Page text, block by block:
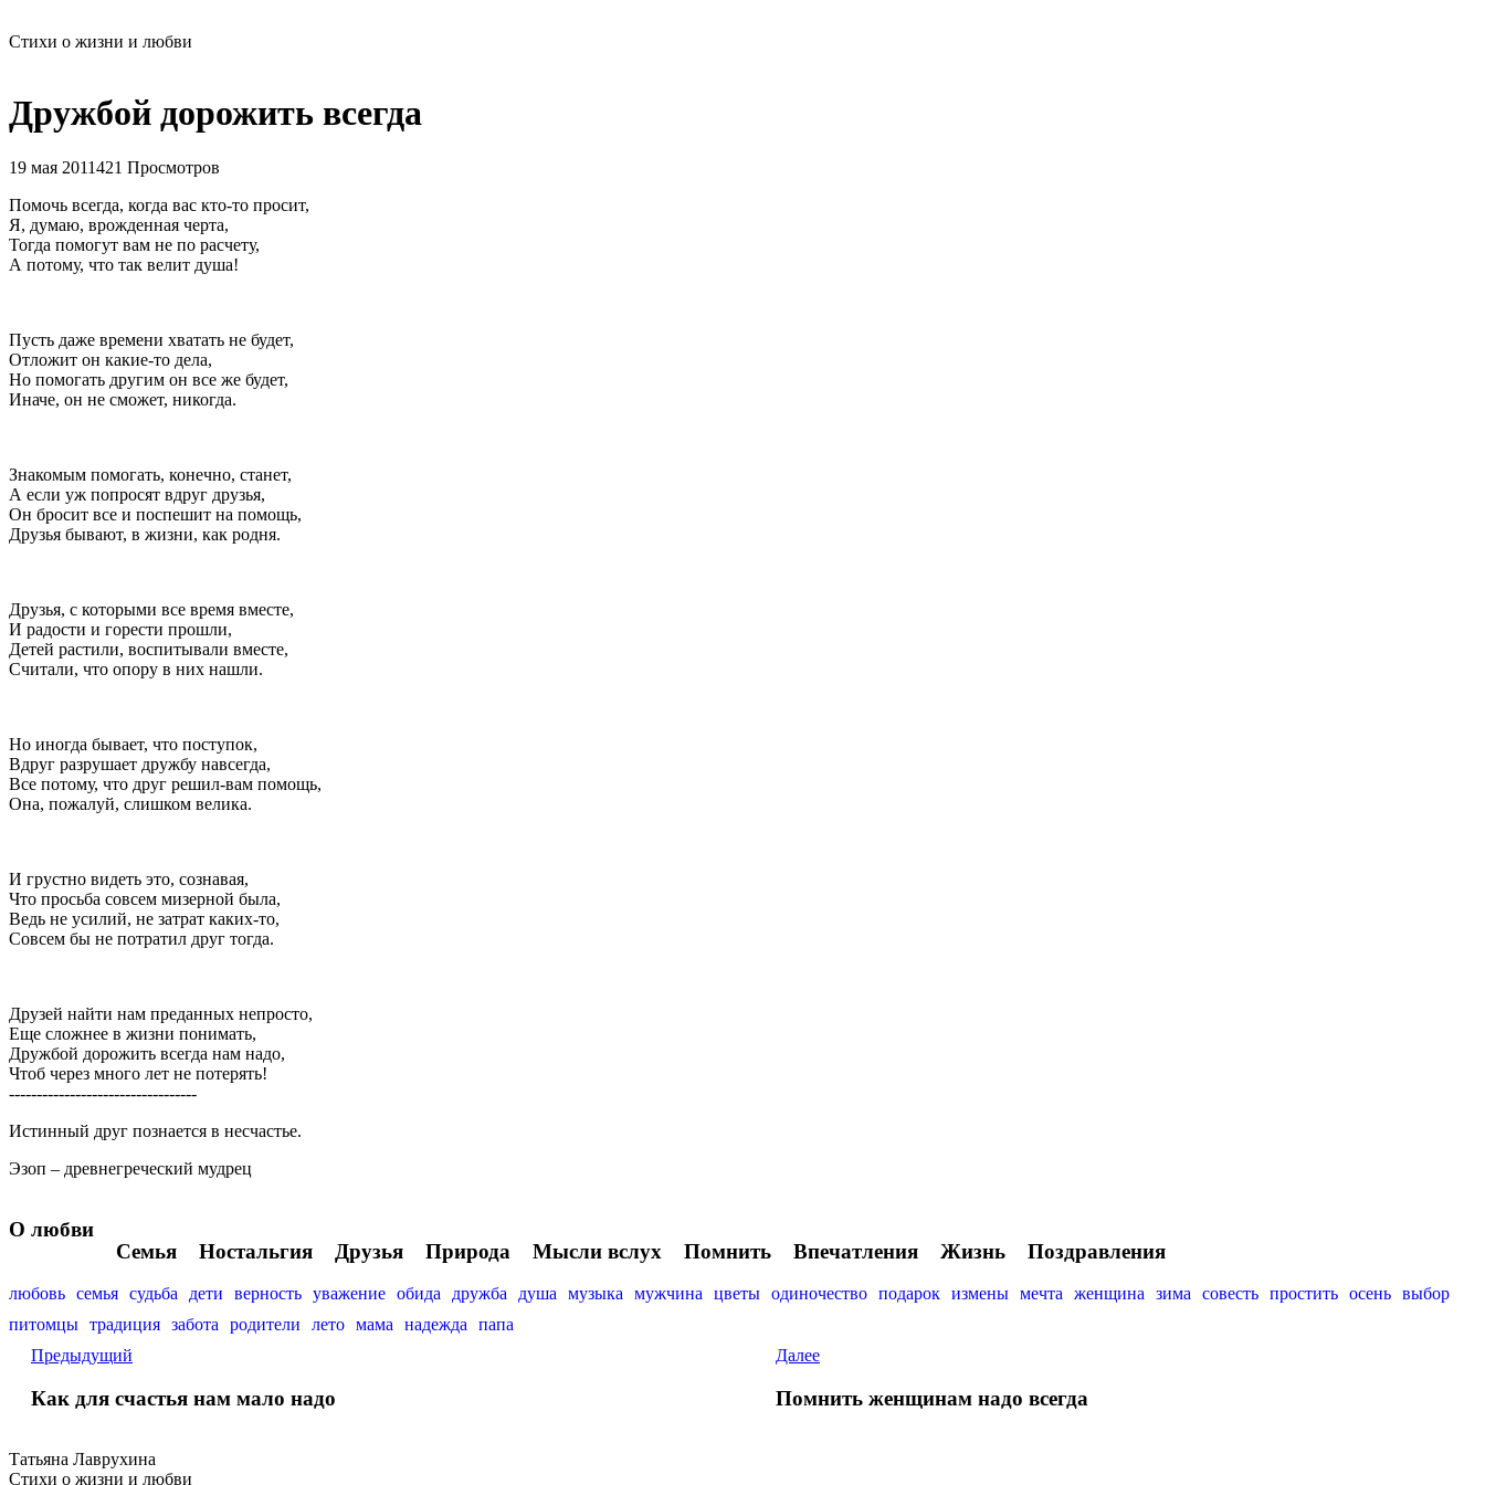
Стихи о жизни и любви
Дружбой дорожить всегда
19 мая 2011421 Просмотров
Помочь всегда, когда вас кто-то просит,
Я, думаю, врожденная черта,
Тогда помогут вам не по расчету,
А потому, что так велит душа!
Пусть даже времени хватать не будет,
Отложит он какие-то дела,
Но помогать другим он все же будет,
Иначе, он не сможет, никогда.
Знакомым помогать, конечно, станет,
А если уж попросят вдруг друзья,
Он бросит все и поспешит на помощь,
Друзья бывают, в жизни, как родня.
Друзья, с которыми все время вместе,
И радости и горести прошли,
Детей растили, воспитывали вместе,
Считали, что опору в них нашли.
Но иногда бывает, что поступок,
Вдруг разрушает дружбу навсегда,
Все потому, что друг решил-вам помощь,
Она, пожалуй, слишком велика.
И грустно видеть это, сознавая,
Что просьба совсем мизерной была,
Ведь не усилий, не затрат каких-то,
Совсем бы не потратил друг тогда.
Друзей найти нам преданных непросто,
Еще сложнее в жизни понимать,
Дружбой дорожить всегда нам надо,
Чтоб через много лет не потерять!
----------------------------------
Истинный друг познается в несчастье.
Эзоп – древнегреческий мудрец
О любви
Семья
Ностальгия Друзья Природа Мысли вслух Помнить Впечатления Жизнь Поздравления
любовь семья судьба дети верность уважение обида дружба душа музыка мужчина цветы одиночество подарок измены мечта женщина зима совесть простить осень выбор
питомцы традиция забота родители лето мама надежда
папа
Предыдущий
Как для счастья нам мало надо
Далее
Помнить женщинам надо всегда
Татьяна Лаврухина
Стихи о жизни и любви